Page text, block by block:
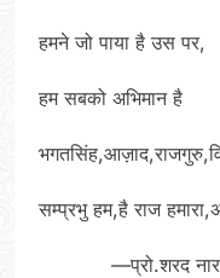
हमने जो पाया है उस पर,
हम सबको अभिमान है
सम्प्रभु हम,है राज
—प्रो.शरद